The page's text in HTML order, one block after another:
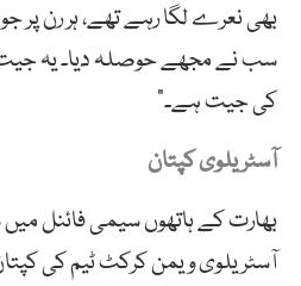
بھی نعرے لگا رہے تھے، ہر رن
سب نے مجھے حوصلہ دیا۔ یہ
کی جیت ہے۔”
آسٹریلوی کپتان
بھارت کے ہاتھوں سیمی فائنل
آسٹریلوی ویمن کرکٹ ٹیم کی